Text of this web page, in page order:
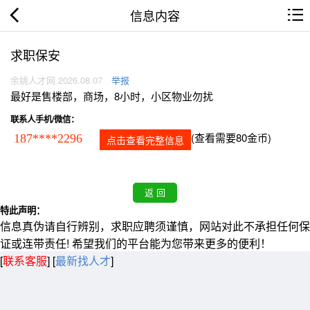
信息内容
求职保安
余姚人才网 2026.08.07 举报
最好是售楼部，商场，8小时，小区物业勿扰
联系人手机/微信：
187****2296 点击查看完整信息 (查看需要80金币)
特此声明：
信息真伪请自行辨别，求职应聘须谨慎，网站对此不承担任何保
证或连带责任! 希望我们的平台能为您带来更多的便利！
[联系客服] [最新找人才]